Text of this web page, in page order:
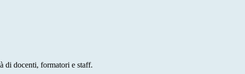
di docenti, formatori e staff.